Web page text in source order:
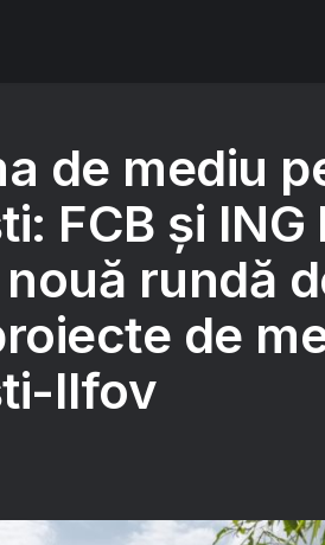
de mediu
FCB și ING
rundă
de
Ilfov